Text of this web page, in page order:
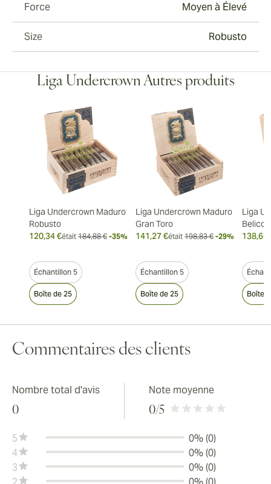
Force Moyen à Élevé
Size Robusto
Liga Undercrown Autres produits
Liga Undercrown Maduro
Robusto
120,34 €était 184,88 € -35%
Échantillon 5
Boîte de 25
Liga Undercrown Maduro
Gran Toro
141,27 €était 198,83 € -29%
Échantillon 5
Boîte de 25
Liga
138,66
Boîte
Commentaires des clients
Nombre total d'avis
0
Note moyenne
0/5
5
0% (0)
4
0% (0)
3
0% (0)